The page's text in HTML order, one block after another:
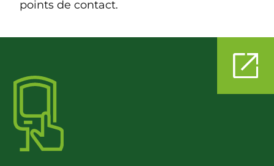
points de contact.